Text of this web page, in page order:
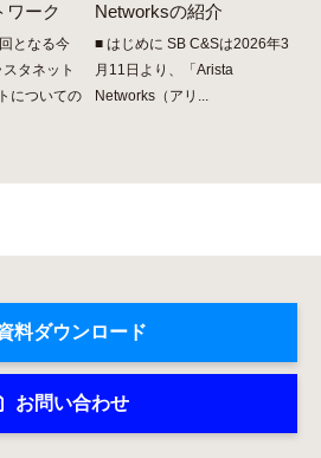
ワーク
となる今
タネット
についての
Networksの紹介
■ はじめに SB C&Sは2026年3
月11日より、「Arista
Networks（アリ...
料ダウンロード
お問い合わせ